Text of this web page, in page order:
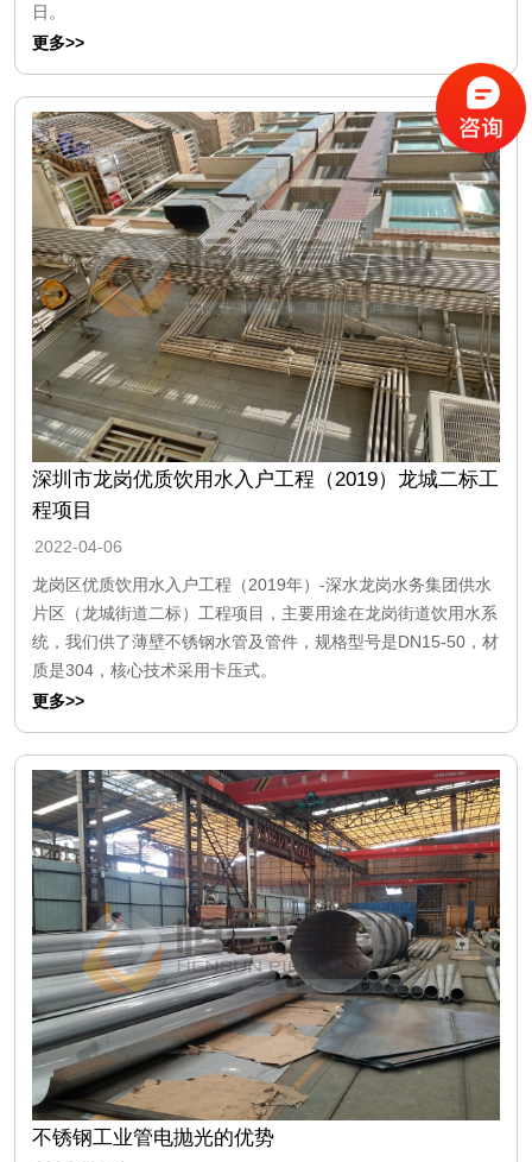
日。
更多>>
深圳市龙岗优质饮用水入户工程（2019）龙城二标工
程项目
2022-04-06
龙岗区优质饮用水入户工程（2019年）-深水龙岗水务集团供水
片区（龙城街道二标）工程项目，主要用途在龙岗街道饮用水系
统，我们供了薄壁不锈钢水管及管件，规格型号是DN15-50，材
质是304，核心技术采用卡压式。
更多>>
不锈钢工业管电抛光的优势